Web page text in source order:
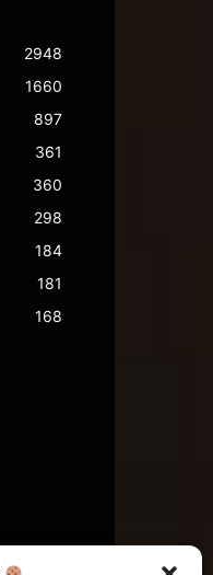
2948
1660
897
361
360
298
184
181
168